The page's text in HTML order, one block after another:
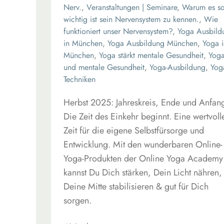
Nerv., Veranstaltungen | Seminare, Warum es so
wichtig ist sein Nervensystem zu kennen., Wie
funktioniert unser Nervensystem?, Yoga
in München, Yoga Ausbildung München, Yoga
München, Yoga stärkt mentale Gesundheit, Yoga
und mentale Gesundheit, Yoga-Ausbildung,
Techniken
Herbst 2025: Jahreskreis, Ende und
Die Zeit des Einkehr beginnt. Eine
Zeit für die eigene Selbstfürsorge und
Entwicklung. Mit den wunderbaren Online-
Yoga-Produkten der Online Yoga Academy
kannst Du Dich stärken, Dein Licht nähren,
Deine Mitte stabilisieren & gut für Dich
sorgen.